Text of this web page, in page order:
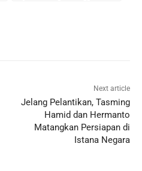
Next article
Jelang Pelantikan, Tasming
Hamid dan Hermanto
Matangkan Persiapan di
Istana Negara